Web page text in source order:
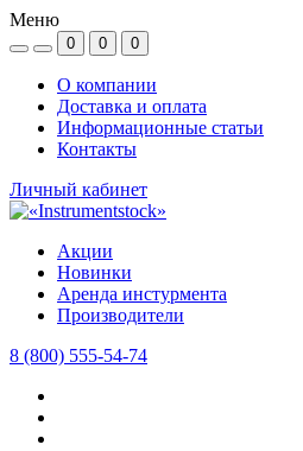
Меню
0 0 0
О компании
Доставка и оплата
Информационные статьи
Контакты
Личный кабинет
Акции
Новинки
Аренда инстурмента
Производители
8 (800) 555-54-74